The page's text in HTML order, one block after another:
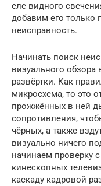
еле видного
добавим его только
неисправность.
Начинать поиск
визуального
развёртки. Как
микросхема, то это
прожжённых в ней
сопротивления,
чёрных, а также
визуально ничего
начинаем проверку
кинескопных
каскаду кадровой